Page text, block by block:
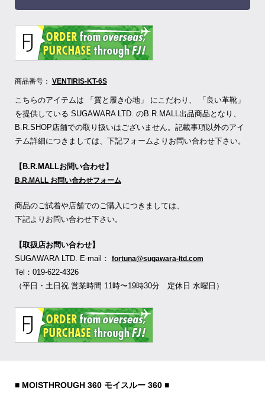
商品番号： VENTIRIS-KT-6S
こちらのアイテムは 「質と履き心地」 にこだわり、 「良い革靴」
を提供している SUGAWARA LTD. のB.R.MALL出品商品となり、
B.R.SHOP店舗での取り扱いはございません。記載事項以外のアイ
テム詳細につきましては、下記フォームよりお問い合わせ下さい。
【B.R.MALLお問い合わせ】
B.R.MALL お問い合わせフォーム
商品のご試着や店舗でのご購入につきましては、
下記よりお問い合わせ下さい。
【取扱店お問い合わせ】
SUGAWARA LTD. E-mail： fortuna@sugawara-ltd.com
Tel：019-622-4326
（平日・土日祝 営業時間 11時〜19時30分 定休日 水曜日）
■ MOISTHROUGH 360 モイスルー 360 ■